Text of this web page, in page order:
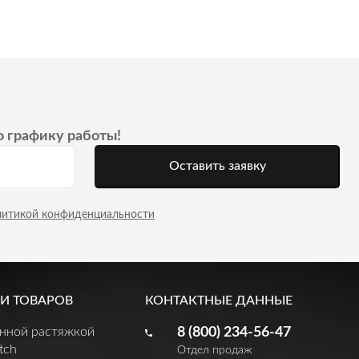
графику работы!
Оставить заявку
конфиденциальности
ТОВАРОВ
растяжкой
КОНТАКТНЫЕ ДАННЫЕ
8 (800) 234-56-47
Отдел продаж